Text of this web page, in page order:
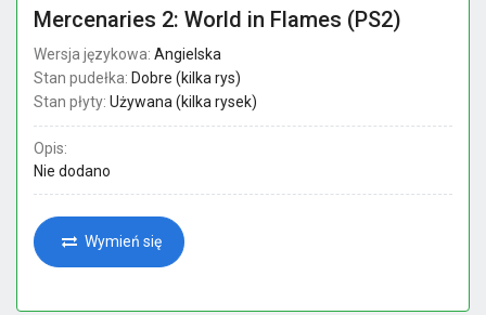
Mercenaries 2: World in Flames (PS2)
Wersja językowa: Angielska
Stan pudełka: Dobre (kilka rys)
Stan płyty: Używana (kilka rysek)
Opis:
Nie dodano
Wymień się